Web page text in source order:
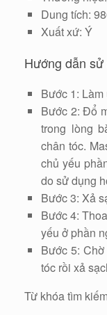
Dung tích:
Xuất xứ: Ý
Hướng dẫn sử
Bước 1:
Bước 2: Đổ
trong lòng
chân tóc.
chủ yếu
do sử dụng
Bước 3: Xả
Bước 4: Thoa
yếu ở phần
Bước 5:
tóc rồi xả
Từ khóa tìm